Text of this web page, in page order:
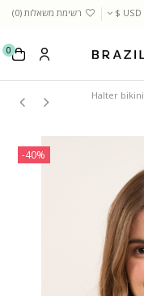
USD $ רשימת משאלות (0
)
0
Halter bikini
‎-40%